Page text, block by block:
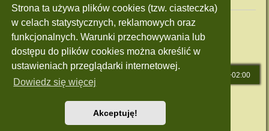
Strona ta używa plików cookies (tzw. ciasteczka)
w celach statystycznych, reklamowych oraz
funkcjonalnych. Warunki przechowywania lub
dostępu do plików cookies można określić w
ustawieniach przeglądarki internetowej.
Dowiedz się więcej
Akceptuję!
Twoje uprawnienia na tym forum
Nie możesz
tworzyć nowych tematów
Nie możeszodpowiadać w tematach
Nie możeszzmieniać swoich postów
Nie możesz usuwać swoich postów
Nie możesz dodawać załączników
UTC+02:00
Style: Green-Style by Joyce&LunaphpBB-Style-Design
Zasady ochrony danych osobowych